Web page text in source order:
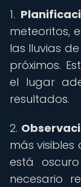
1.
meteoritos,
las lluvias
próximos.
el lugar
resultados.
2.
más
está
necesario